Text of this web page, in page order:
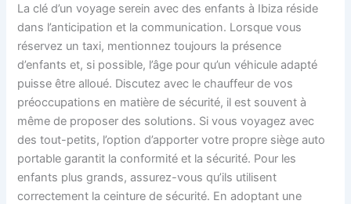
La clé d’un voyage serein avec des enfants à Ibiza réside
dans l’anticipation et la communication. Lorsque vous
réservez un taxi, mentionnez toujours la présence
d’enfants et, si possible, l’âge pour qu’un véhicule adapté
puisse être alloué. Discutez avec le chauffeur de vos
préoccupations en matière de sécurité, il est souvent à
même de proposer des solutions. Si vous voyagez avec
des tout-petits, l’option d’apporter votre propre siège auto
portable garantit la conformité et la sécurité. Pour les
enfants plus grands, assurez-vous qu’ils utilisent
correctement la ceinture de sécurité. En adoptant une